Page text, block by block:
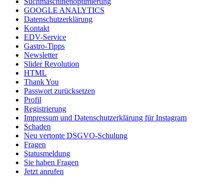
GOOGLE ANALYTICS
Datenschutzerklärung
Kontakt
EDV-Service
Gastro-Tipps
Newsletter
Slider Revolution
HTML
Thank You
Passwort zurücksetzen
Profil
Registrierung
Impressum und Datenschutzerklärung für Instagram
Schaden
Neu vertonte DSGVO-Schulung
Fragen
Statusmeldung
Sie haben Fragen
Jetzt anrufen